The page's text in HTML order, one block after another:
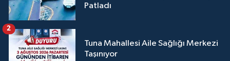
Patladı
Tuna Mahallesi Aile Sağlığı Merkezi
Taşınıyor
2